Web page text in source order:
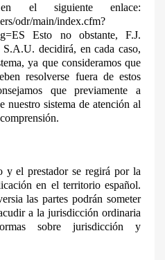
en el siguiente enlace:
odr/main/index.cfm?
Esto no obstante, F.J.
decidirá, en cada caso,
ya que consideramos que
resolverse fuera de estos
que previamente a
nuestro sistema de atención al
y el prestador se regirá por la
en el territorio español.
las partes podrán someter
a la jurisdicción ordinaria
sobre jurisdicción y